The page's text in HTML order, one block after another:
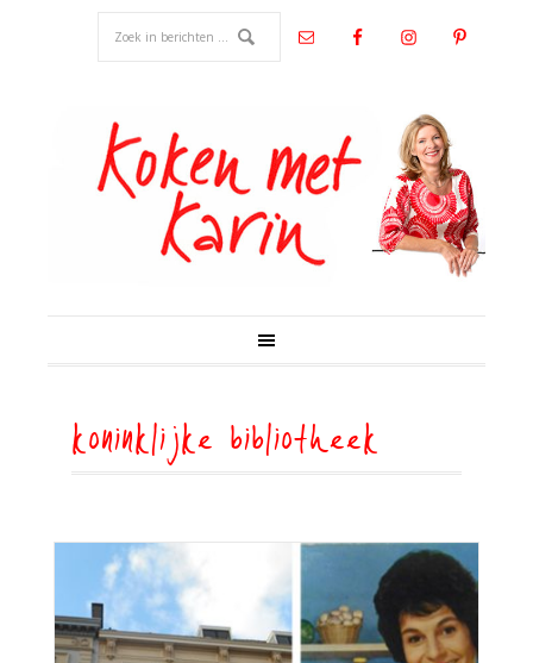
koninklijke bibliotheek